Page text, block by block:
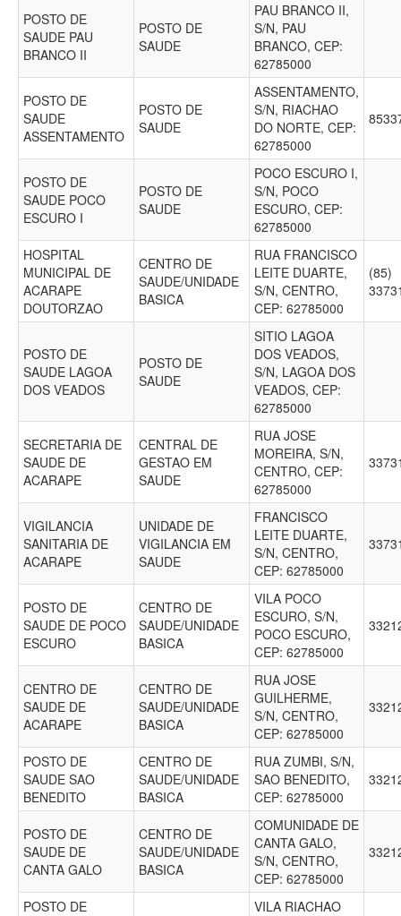
POSTO DE
SAUDE PAU
BRANCO II
POSTO DE
SAUDE
PAU BRANCO II,
S/N, PAU
BRANCO, CEP:
62785000
POSTO DE
SAUDE
ASSENTAMENTO
POSTO DE
SAUDE
ASSENTAMENTO,
S/N, RIACHAO
DO NORTE, CEP:
62785000
POSTO DE
SAUDE POCO
ESCURO I
POSTO DE
SAUDE
POCO ESCURO I,
S/N, POCO
ESCURO, CEP:
62785000
HOSPITAL
MUNICIPAL DE
ACARAPE
DOUTORZAO
CENTRO DE
SAUDE/UNIDADE
BASICA
RUA FRANCISCO
LEITE DUARTE,
S/N, CENTRO,
CEP: 62785000
(85)
POSTO DE
SAUDE LAGOA
DOS VEADOS
POSTO DE
SAUDE
SITIO LAGOA
DOS VEADOS,
S/N, LAGOA DOS
VEADOS, CEP:
62785000
SECRETARIA DE
SAUDE DE
ACARAPE
CENTRAL DE
GESTAO EM
SAUDE
RUA JOSE
MOREIRA, S/N,
CENTRO, CEP:
62785000
VIGILANCIA
SANITARIA DE
ACARAPE
UNIDADE DE
VIGILANCIA EM
SAUDE
FRANCISCO
LEITE DUARTE,
S/N, CENTRO,
CEP: 62785000
POSTO DE
SAUDE DE POCO
ESCURO
CENTRO DE
SAUDE/UNIDADE
BASICA
VILA POCO
ESCURO, S/N,
POCO ESCURO,
CEP: 62785000
CENTRO DE
SAUDE DE
ACARAPE
CENTRO DE
SAUDE/UNIDADE
BASICA
RUA JOSE
GUILHERME,
S/N, CENTRO,
CEP: 62785000
POSTO DE
SAUDE SAO
BENEDITO
CENTRO DE
SAUDE/UNIDADE
BASICA
RUA ZUMBI, S/N,
SAO BENEDITO,
CEP: 62785000
POSTO DE
SAUDE DE
CANTA GALO
CENTRO DE
SAUDE/UNIDADE
BASICA
COMUNIDADE DE
CANTA GALO,
S/N, CENTRO,
CEP: 62785000
POSTO DE
VILA RIACHAO